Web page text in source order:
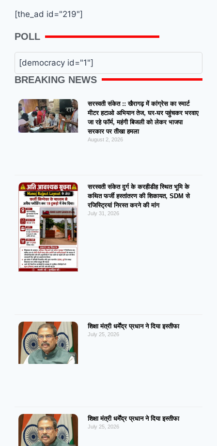
[the_ad id="219"]
POLL
[democracy id="1"]
BREAKING NEWS
सरस्वती संकेत :: खैरागढ़ में कांग्रेस का स्मार्ट
मीटर हटाओ अभियान तेज, घर-घर पहुंचकर भरवाए
जा रहे फॉर्म, महंगी बिजली को लेकर भाजपा
सरकार पर तीखा हमला
August 2, 2026
सरस्वती संकेत दुर्ग के करहीडीह स्थित भूमि के
कथित फर्जी हस्तांतरण की शिकायत, SDM से
रजिस्ट्रियां निरस्त करने की मांग
July 31, 2026
शिक्षा मंत्री धर्मेंद्र प्रधान ने दिया इस्तीफा
July 25, 2026
शिक्षा मंत्री धर्मेंद्र प्रधान ने दिया इस्तीफा
July 25, 2026